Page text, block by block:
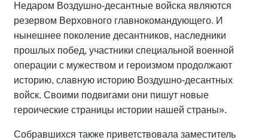
Недаром Воздушно-десантные войска являются
резервом Верховного главнокомандующего. И
нынешнее поколение десантников, наследники
прошлых побед, участники специальной военной
операции с мужеством и героизмом продолжают
историю, славную историю Воздушно-десантных
войск. Своими подвигами они пишут новые
героические страницы истории нашей страны».
Собравшихся также приветствовала заместитель